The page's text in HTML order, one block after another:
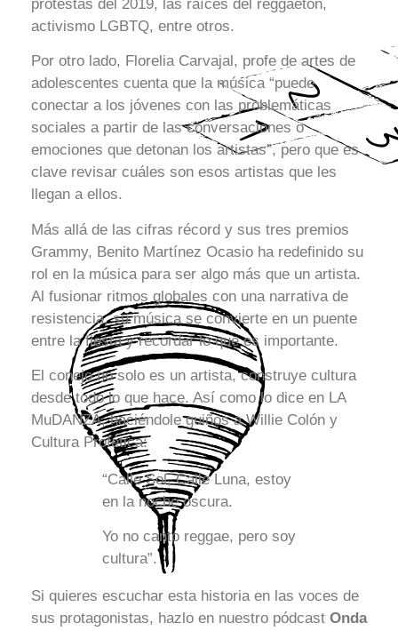
protestas del 2019, las raíces del reggaeton,
activismo LGBTQ, entre otros.
Por otro lado, Florelia Carvajal, profe de artes de
adolescentes cuenta que la música “puede
conectar a los jóvenes con las problemáticas
sociales a partir de las conversaciones o
emociones que detonan los artistas”, pero que es
clave revisar cuáles son esos artistas que les
llegan a ellos.
Más allá de las cifras récord y sus tres premios
Grammy, Benito Martínez Ocasio ha redefinido su
rol en la música para ser algo más que un artista.
Al fusionar ritmos globales con una narrativa de
resistencia, su música se convierte en un puente
entre la fiesta y recordar lo que es importante.
El conejo no solo es un artista, construye cultura
desde todo lo que hace. Así como lo dice en LA
MuDANZA, haciéndole guiños a Willie Colón y
Cultura Profética:
“Calle Sol, Calle Luna, estoy
en la noche oscura.
Yo no canto reggae, pero soy
cultura”.
Si quieres escuchar esta historia en las voces de
sus protagonistas, hazlo en nuestro pódcast Onda